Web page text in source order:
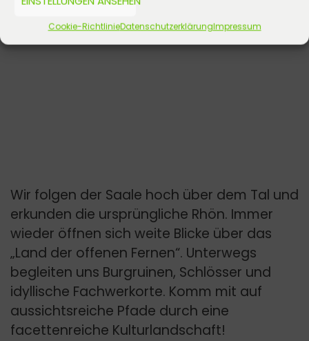
Cookie-RichtlinieDatenschutzerklärungImpressum
Wir folgen der Saale hoch über dem Tal und
erkunden die ursprüngliche Rhön. Immer
wieder öffnen sich weite Blicke über das
„Land der offenen Fernen“. Unterwegs
begleiten uns Burgruinen, Schlösser und
idyllische Fachwerkorte. Komm mit auf
aussichtsreiche Pfade durch eine
facettenreiche Kulturlandschaft!